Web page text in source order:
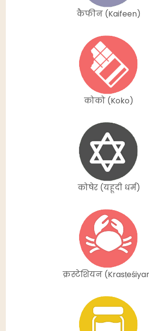
कैफीन (Kaifeen)
कोको (Koko)
कोषेर (यहूदी धर्म)
क्रस्टेशियन